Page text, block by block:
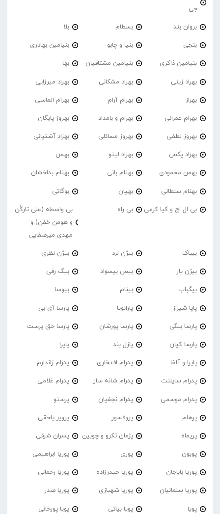
جی
بروان بند بسطام بلا
بنجی بنیا و چابو بنیامین بهادری
بنیامین ذاکری بنیامین مشتاقیان بها
بهراد زینی بهراد مشکانی بهراد میرزایی
بهراز بهرام آرام بهرام الماسی
بهرام عمرانی بهرام و بامداد بهروز پایگان
بهروز لطفی بهروز مسائلی بهزاد آشتیانی
بهزاد پکس بهزاد لیتو بهمن
بهمن محمودی بهنام بانی بهنام بداخشان
بهنام سلطانی بهیان بوگاتی
بی ال اچ و کیا کرمی بی راه
بی واسطه (علی تارکُن
و هومن خفن) و
مهدی میرصفایی
بیباک بیژن لرد بیژن نظری
بیژن یار بیس بیسواد بیگ رفی
بیگباب بینام بیوسا
پاپا شیراز پارانویا پارسا آی بی
پارسا بیگی پارسا پورشان پارسا حق پرست
پارسا کیان پازل بند پایرا
پایرا و آلفا پدرام افتخاری پدرام ژاندارم
پدرام‌ سایلنت پدرام شانه ساز پدرام غلامی
پدرام موسمی پدرام نجفیان پرستو
پرهام پروفسور پرویز یاحقی
پریماه پژمان تکرو و چوبین پسران شرقی
پوبون پوری پوریا ابراهیمی
پوریا باباجان پوریا حیدرزاده پوریا رحمانی
پوریا سلمانیان پوریا شهبازی پوریا صدر
پویا پویا بیاتی پویا پورخانی